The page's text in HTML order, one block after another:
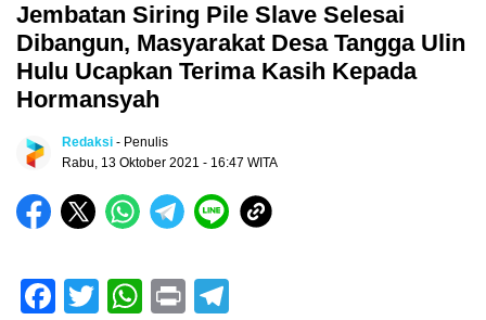
Jembatan Siring Pile Slave Selesai
Dibangun, Masyarakat Desa Tangga Ulin
Hulu Ucapkan Terima Kasih Kepada
Hormansyah
Redaksi - Penulis
Rabu, 13 Oktober 2021 - 16:47 WITA
Facebook
TwitterWhatsApp
Print